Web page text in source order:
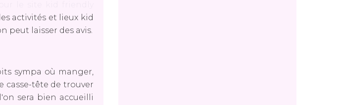
activités et lieux kid
peut laisser des avis.
sympa où manger,
casse-tête de trouver
sera bien accueilli